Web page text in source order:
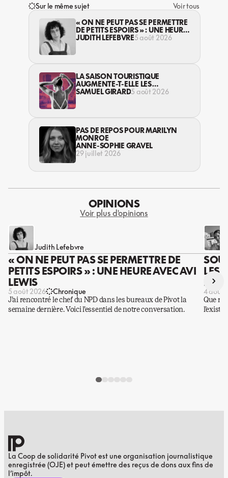
Sur le même sujet
Voir tous
« ON NE PEUT PAS SE PERMETTRE
DE PETITS ESPOIRS » : UNE HEURE
AVEC AVI LEWIS
JUDITH LEFEBVRE5 août 2026
LA SAISON TOURISTIQUE
AUGMENTE-T-ELLE LES
VIOLENCES CONTRE LES
SAMUEL GIRARD5 août 2026
PAS DE REPOS POUR MARILYN
MONROE
ANNE-SOPHIE GRAVEL
29 juillet 2026
OPINIONS
Voir plus d'opinions
Judith Lefebvre
« ON NE PEUT PAS SE PERMETTRE DE
PETITS ESPOIRS » : UNE HEURE AVEC AVI
LEWIS
5 août 2026 Chronique
J’ai rencontré le chef du NPD dans les bureaux de Pivot la
semaine dernière. Voici l’essentiel de notre conversation.
LES
DES
4 août
Que
›
La Coop de solidarité Pivot est une organisation journalistique
enregistrée (OJE) et peut émettre des reçus de dons aux fins de
l’impôt.